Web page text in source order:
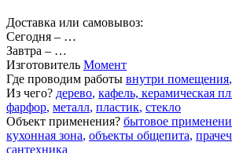
Доставка или самовывоз:
Сегодня – …
Завтра – …
Изготовитель Момент
Где проводим работы внутри помещения,
Из чего? дерево, кафель, керамическая
фарфор, металл, пластик, стекло
Объект применения? бытовое
кухонная зона, объекты общепита,
сантехника